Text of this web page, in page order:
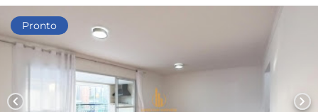
Pronto
chevron_left chevron_right